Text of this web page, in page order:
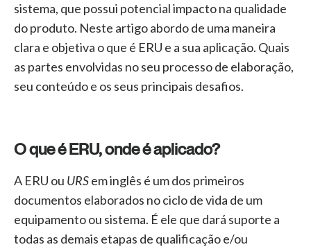
sistema, que possui potencial impacto na qualidade
do produto. Neste artigo abordo de uma maneira
clara e objetiva o que é ERU e a sua aplicação. Quais
as partes envolvidas no seu processo de elaboração,
seu conteúdo e os seus principais desafios.
O que é ERU, onde é aplicado?
A ERU ou URSem inglês é um dos primeiros
documentos elaborados no ciclo de vida de um
equipamento ou sistema. É ele que dará suporte a
todas as demais etapas de qualificação e/ou